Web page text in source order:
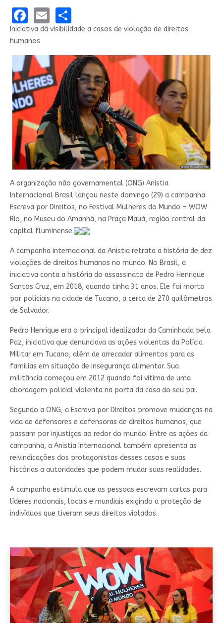
Facebook
EmailShare
Iniciativa dá visibilidade a casos de violação de direitos
humanos
A organização não governamental (ONG) Anistia
Internacional Brasil lançou neste domingo (29) a campanha
Escreva por Direitos, no Festival Mulheres do Mundo - WOW
Rio, no Museu do Amanhã, na Praça Mauá, região central da
capital fluminense.
A campanha internacional da Anistia retrata a história de dez
violações de direitos humanos no mundo. No Brasil, a
iniciativa conta a história do assassinato de Pedro Henrique
Santos Cruz, em 2018, quando tinha 31 anos. Ele foi morto
por policiais na cidade de Tucano, a cerca de 270 quilômetros
de Salvador.
Pedro Henrique era o principal idealizador da Caminhada pela
Paz, iniciativa que denunciava as ações violentas da Polícia
Militar em Tucano, além de arrecadar alimentos para as
famílias em situação de insegurança alimentar. Sua
militância começou em 2012 quando foi vítima de uma
abordagem policial violenta na porta da casa do seu pai.
Segundo a ONG, a Escreva por Direitos promove mudanças na
vida de defensores e defensoras de direitos humanos, que
passam por injustiças ao redor do mundo. Entre as ações da
campanha, a Anistia Internacional também apresenta as
reivindicações dos protagonistas desses casos e suas
histórias a autoridades que podem mudar suas realidades.
A campanha estimula que as pessoas escrevam cartas para
líderes nacionais, locais e mundiais exigindo a proteção de
indivíduos que tiveram seus direitos violados.